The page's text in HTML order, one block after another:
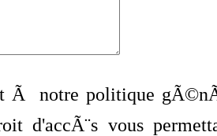
Ã notre politique
d'accÃ¨s vous